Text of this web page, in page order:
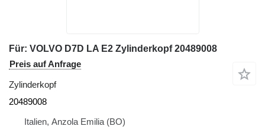
Für: VOLVO D7D LA E2 Zylinderkopf 20489008
Preis auf Anfrage
Zylinderkopf
20489008
Italien, Anzola Emilia (BO)